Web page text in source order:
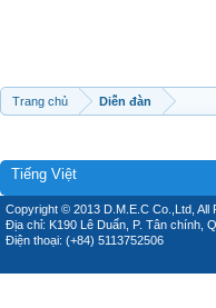
Trang chủ Diễn đàn
Tiếng Việt
Copyright © 2013 D.M.E.C Co.,Ltd, All
Địa chỉ: K190 Lê Duẩn, P. Tân chính,
Điện thoại: (+84) 5113752506